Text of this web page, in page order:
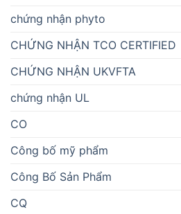
chứng nhận phyto
CHỨNG NHẬN TCO CERTIFIED
CHỨNG NHẬN UKVFTA
chứng nhận UL
CO
Công bố mỹ phẩm
Công Bố Sản Phẩm
CQ